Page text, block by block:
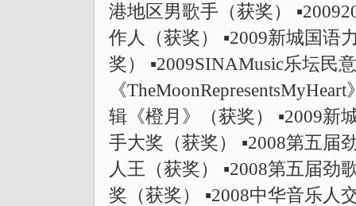
港地区男歌手（获奖）
作人（获奖） ▪2009新城国语
奖） ▪2009SINAMusic乐坛民
《
辑《橙月》（获奖） ▪2009新
手大奖（获奖） ▪2008第五届
人王（获奖） ▪2008第五届劲
奖（获奖） ▪2008中华音乐人